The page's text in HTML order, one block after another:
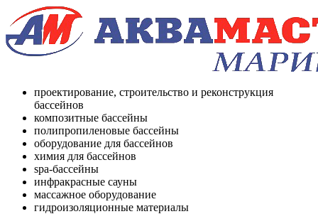
проектирование, строительство и реконструкция
бассейнов
композитные бассейны
полипропиленовые бассейны
оборудование для бассейнов
химия для бассейнов
spa-бассейны
инфракрасные сауны
массажное оборудование
гидроизоляционные материалы